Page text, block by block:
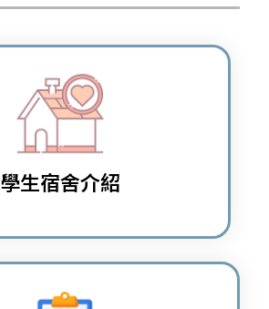
學生宿舍介紹